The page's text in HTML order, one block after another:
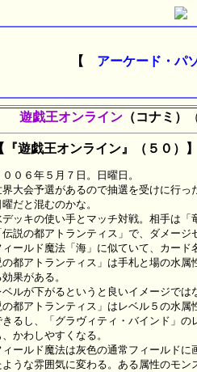
【 アーケード・パ
遊戯王オンライン （コナミ）
『遊戯王オンライン』（５０）】
００６年５月７日。日曜日。
界大会予選があるので抽選を受けに行っ
だと混むのかな。
デッキの使い手とマッチ対戦。相手は「
伝説の都アトランティス」で、ダメージ
ィールド魔法「海」に似ていて、カー
の都アトランティス」は手札と場の水
果がある。
ベルが下がるというと良いイメージで
の都アトランティス」はレベル５の水
きるし、「グラヴィティ・バインド」の
、かわしやすくなる。
ィールド魔法は灰色の通常フィールドに
ような雰囲気に変わる。ある属性のモン